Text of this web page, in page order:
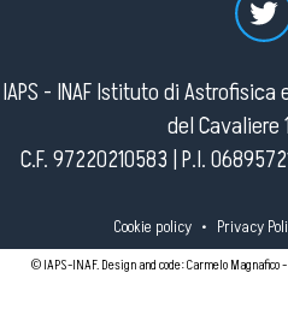
IAPS - INAF Istituto di
del Cavaliere
C.F. 97220210583 | P.I.
Cookie policy • Privacy
© IAPS-INAF. Design and code: Carmelo